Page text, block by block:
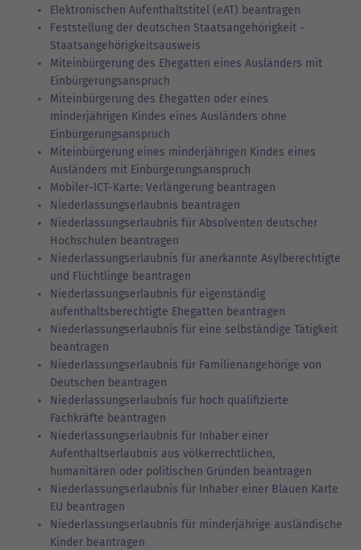
Elektronischen Aufenthaltstitel (eAT) beantragen
Feststellung der deutschen Staatsangehörigkeit -
Staatsangehörigkeitsausweis
Miteinbürgerung des Ehegatten eines Ausländers mit
Einbürgerungsanspruch
Miteinbürgerung des Ehegatten oder eines
minderjährigen Kindes eines Ausländers ohne
Einbürgerungsanspruch
Miteinbürgerung eines minderjährigen Kindes eines
Ausländers mit Einbürgerungsanspruch
Mobiler-ICT-Karte: Verlängerung beantragen
Niederlassungserlaubnis beantragen
Niederlassungserlaubnis für Absolventen deutscher
Hochschulen beantragen
Niederlassungserlaubnis für anerkannte Asylberechtigte
und Flüchtlinge beantragen
Niederlassungserlaubnis für eigenständig
aufenthaltsberechtigte Ehegatten beantragen
Niederlassungserlaubnis für eine selbständige Tätigkeit
beantragen
Niederlassungserlaubnis für Familienangehörige von
Deutschen beantragen
Niederlassungserlaubnis für hoch qualifizierte
Fachkräfte beantragen
Niederlassungserlaubnis für Inhaber einer
Aufenthaltserlaubnis aus völkerrechtlichen,
humanitären oder politischen Gründen beantragen
Niederlassungserlaubnis für Inhaber einer Blauen Karte
EU beantragen
Niederlassungserlaubnis für minderjährige ausländische
Kinder beantragen